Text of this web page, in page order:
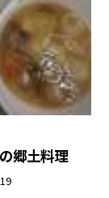
郷土料理